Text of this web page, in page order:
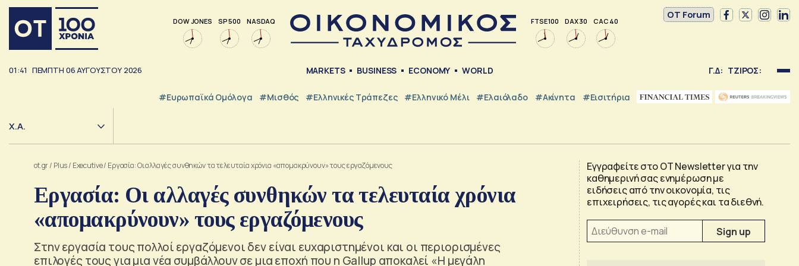
DOW JONES SP 500 NASDAQ FTSE 100 DAX 30 CAC 40
OT Forum
01:42 ΠΕΜΠΤΗ 06 ΑΥΓΟΥΣΤΟΥ 2026 MARKETS BUSINESS ECONOMY WORLD Γ.Δ: ΤΖΙΡΟΣ:
#Ευρωπαϊκά Ομόλογα #Μισθός #ελληνικές Τράπεζες #Ελληνικό Μέλι #Ελαιόλαδο #Ακίνητα #εισιτήρια
Χ.Α.
ot.gr/ Plus/ Executive/ Εργασία: Οι αλλαγές συνθηκών τα τελευταία χρόνια «απομακρύνουν» τους εργαζόμενους
Εργασία: Οι αλλαγές συνθηκών τα τελευταία χρόνια
«απομακρύνουν» τους εργαζόμενους
Στην εργασία τους πολλοί εργαζόμενοι δεν είναι ευχαριστημένοι και οι περιορισμένες
επιλογές τους για μια νέα συμβάλλουν σε μια εποχή που η Gallup αποκαλεί «Η μεγάλη
Εγγραφείτε στο OT Newsletter για την
καθημερινή σας ενημέρωση με
ειδήσεις από την οικονομία, τις
επιχειρήσεις, τις αγορές και τα διεθνή.